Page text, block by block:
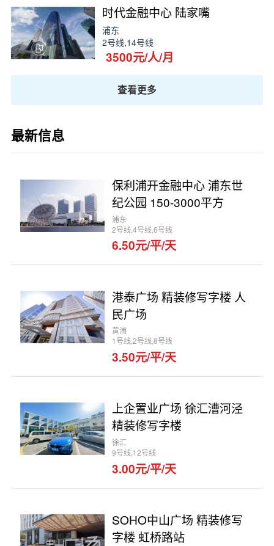
时代金融中心 陆家嘴
浦东
2号线,14号线
3500元/人/月
查看更多
最新信息
保利浦开金融中心 浦东世
纪公园 150-3000平方
浦东
2号线,4号线,6号线
6.50元/平/天
港泰广场 精装修写字楼 人
民广场
黄浦
1号线,2号线,8号线
3.50元/平/天
上企置业广场 徐汇漕河泾
精装修写字楼
徐汇
9号线,12号线
3.00元/平/天
SOHO中山广场 精装修写
字楼 虹桥路站